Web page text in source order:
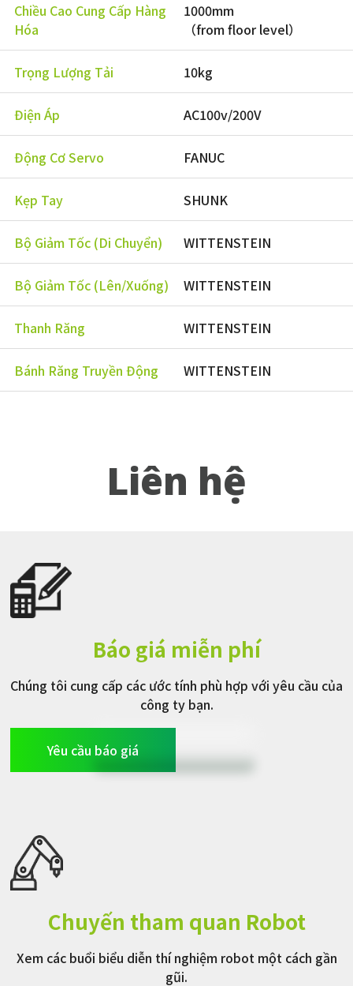
Chiều Cao Cung Cấp Hàng
Hóa
1000mm
（from floor level）
Trọng Lượng Tải 10kg
Điện Áp AC100v/200V
Động Cơ Servo FANUC
Kẹp Tay SHUNK
Bộ Giảm Tốc (Di Chuyển) WITTENSTEIN
Bộ Giảm Tốc (Lên/Xuống) WITTENSTEIN
Thanh Răng WITTENSTEIN
Bánh Răng Truyền Động WITTENSTEIN
Liên hệ
Báo giá miễn phí
Chúng tôi cung cấp các ước tính phù hợp với yêu cầu của
công ty bạn.
Yêu cầu báo giá
Yêu cầu báo giá
Chuyến tham quan Robot
Xem các buổi biểu diễn thí nghiệm robot một cách gần
gũi.